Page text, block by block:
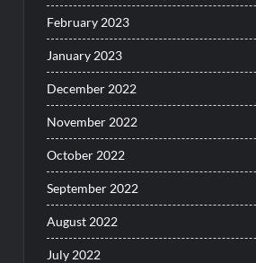
February 2023
January 2023
December 2022
November 2022
October 2022
September 2022
August 2022
July 2022